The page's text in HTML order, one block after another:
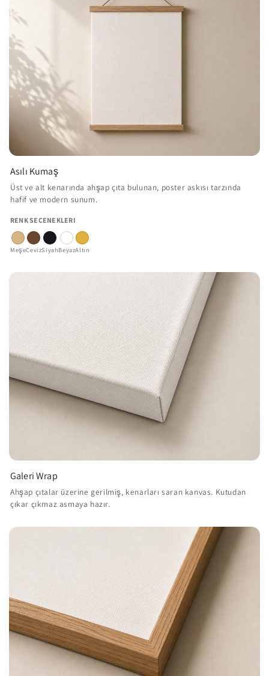
Asılı Kumaş
Üst ve alt kenarında ahşap çıta bulunan, poster askısı tarzında
hafif ve modern sunum.
RENK SEÇENEKLERI
MeşeCevizSiyahBeyazAltın
Galeri Wrap
Ahşap çıtalar üzerine gerilmiş, kenarları saran kanvas. Kutudan
çıkar çıkmaz asmaya hazır.